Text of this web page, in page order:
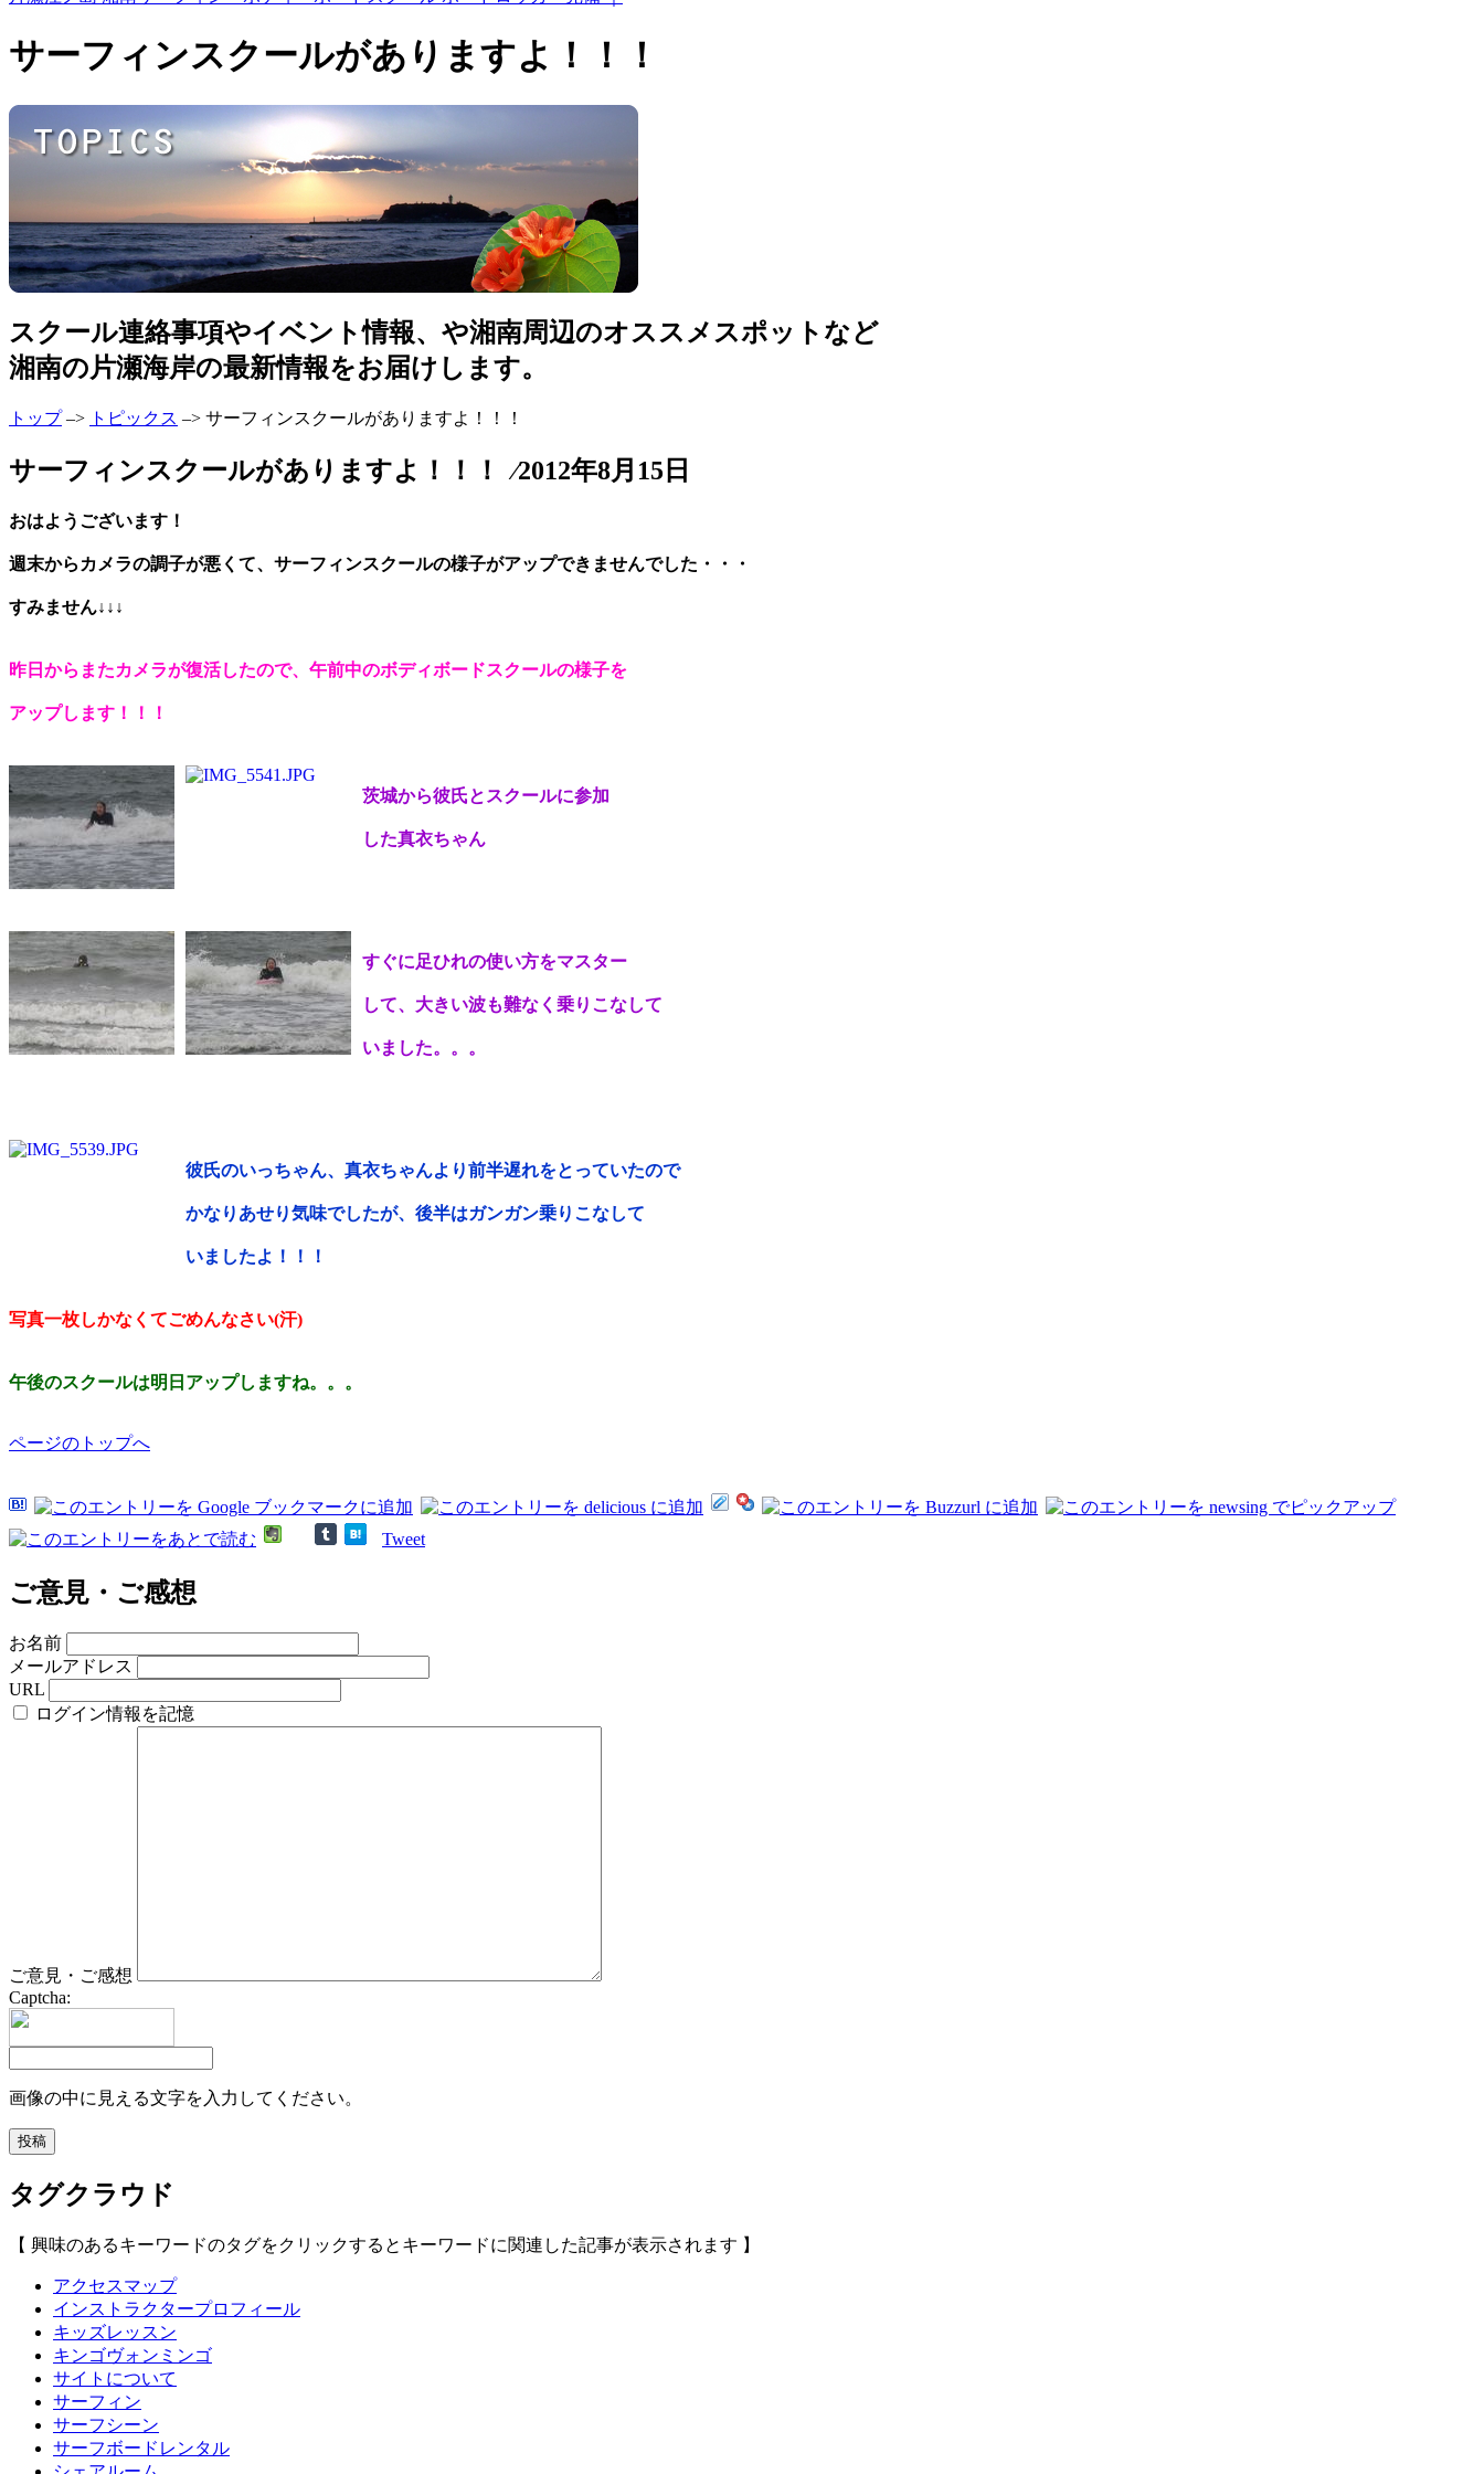
サーフィンスクールがありますよ！！！
スクール連絡事項やイベント情報、や湘南周辺のオススメスポットなど
湘南の片瀬海岸の最新情報をお届けします。
トップ–> トピックス –> サーフィンスクールがありますよ！！！
サーフィンスクールがありますよ！！！ ⁄2012年8月15日
おはようございます！
週末からカメラの調子が悪くて、サーフィンスクールの様子がアップできませんでした・・・
すみません↓↓↓
昨日からまたカメラが復活したので、午前中のボディボードスクールの様子を
アップします！！！
茨城から彼氏とスクールに参加
した真衣ちゃん
すぐに足ひれの使い方をマスター
して、大きい波も難なく乗りこなして
いました。。。
彼氏のいっちゃん、真衣ちゃんより前半遅れをとっていたので
かなりあせり気味でしたが、後半はガンガン乗りこなして
いましたよ！！！
写真一枚しかなくてごめんなさい(汗)
午後のスクールは明日アップしますね。。。
ページのトップへ
Tweet
ご意見・ご感想
お名前
メールアドレス
URL
ログイン情報を記憶
ご意見・ご感想
Captcha:
画像の中に見える文字を入力してください。
タグクラウド
【 興味のあるキーワードのタグをクリックするとキーワードに関連した記事が表示されます 】
アクセスマップ
インストラクタープロフィール
キッズレッスン
キンゴヴォンミンゴ
サイトについて
サーフィン
サーフシーン
サーフボードレンタル